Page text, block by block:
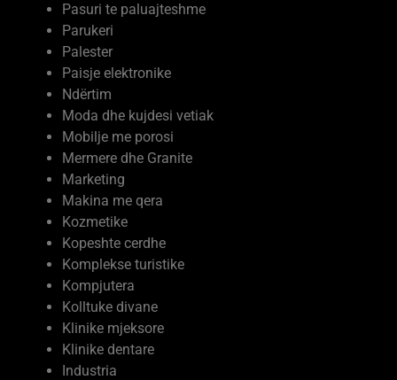
Palester
Paisje elektronike
Ndërtim
Moda dhe kujdesi vetiak
Mobilje me porosi
Mermere dhe Granite
Marketing
Makina me qera
Kozmetike
Kopeshte cerdhe
Komplekse turistike
Kompjutera
Kolltuke divane
Klinike mjeksore
Klinike dentare
Industria
Industri ushqimmore
Hotele